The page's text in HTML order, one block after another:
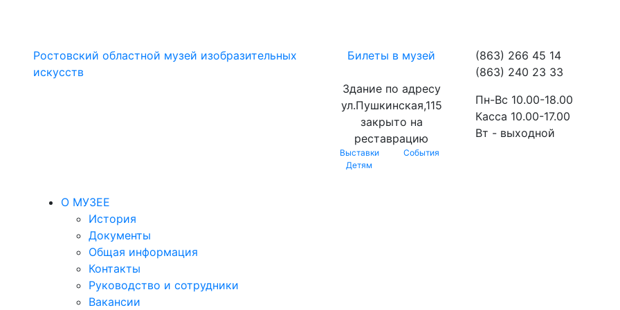
Ростовский областной музей изобразительных
искусств
Билеты в музей
Здание по адресу
ул.Пушкинская,115
закрыто на
реставрацию
Выставки
События
Детям
(863) 266 45 14
(863) 240 23 33
Пн-Вс 10.00-18.00
Касса 10.00-17.00
Вт - выходной
О МУЗЕЕ
История
Документы
Общая информация
Контакты
Руководство и сотрудники
Вакансии